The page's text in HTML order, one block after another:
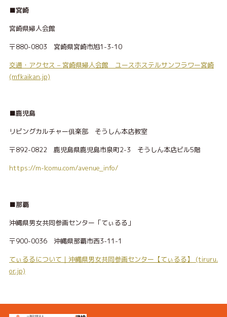
■宮崎
宮崎県婦人会館
〒880-0803 宮崎県宮崎市旭1-3-10
交通・アクセス – 宮崎県婦人会館 ユースホステルサンフラワー宮崎
(mfkaikan.jp)
■鹿児島
リビングカルチャー俱楽部 そうしん本店教室
〒892-0822 鹿児島県鹿児島市泉町2-3 そうしん本店ビル5階
https://m-lcomu.com/avenue_info/
■那覇
沖縄県男女共同参画センター「てぃるる」
〒900-0036 沖縄県那覇市西3-11-1
てぃるるについて｜沖縄県男女共同参画センター【てぃるる】 (tiruru.
or.jp)